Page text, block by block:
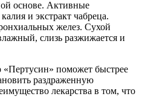
основе. Активные
и экстракт чабреца.
желез. Сухой
слизь разжижается и
поможет быстрее
раздраженную
лекарства в том, что